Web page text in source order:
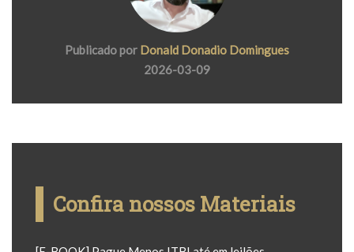
Publicado por Donald Donadio Domingues
2026-03-09
Confira nossos Materiais